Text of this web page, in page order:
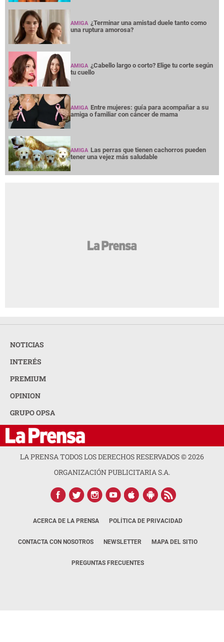
AMIGA ¿Terminar una amistad duele tanto como
una ruptura amorosa?
AMIGA ¿Cabello largo o corto? Elige tu corte según
tu cuello
AMIGA Entre mujeres: guía para acompañar a su
amiga o familiar con cáncer de mama
AMIGA Las perras que tienen cachorros pueden
tener una vejez más saludable
NOTICIAS
INTERÉS
PREMIUM
OPINION
GRUPO OPSA
LA PRENSA TODOS LOS DERECHOS RESERVADOS ©2026
ORGANIZACIÓN PUBLICITARIA S.A.
ACERCA DE LA PRENSA POLÍTICA DE PRIVACIDAD
CONTACTA CON NOSOTROS NEWSLETTER MAPA DEL SITIO
PREGUNTAS FRECUENTES